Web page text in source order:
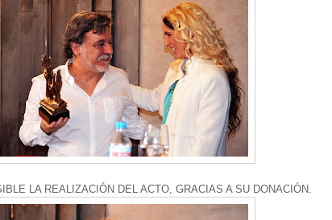
LA REALIZACIÓN DEL ACTO, GRACIAS A SU DONACIÓN.